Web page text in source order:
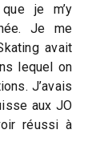
je m’y
Je me
avait
lequel on
J’avais
aux JO
réussi à